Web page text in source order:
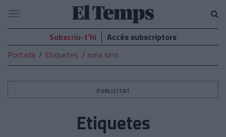
El
Temps
Navegació
Subscriu-t’hi
Accés subscriptors
Portada
Etiquetes runa simi
PUBLICITAT
Etiquetes